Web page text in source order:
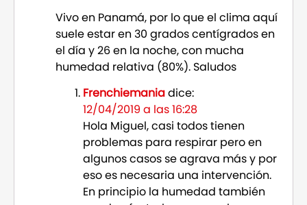
Vivo en Panamá, por lo que el clima aquí
suele estar en 30 grados centígrados en
el día y 26 en la noche, con mucha
humedad relativa (80%). Saludos
Frenchiemaniadice:
12/04/2019 a las 16:28
Hola Miguel, casi todos tienen
problemas para respirar pero en
algunos casos se agrava más y por
eso es necesaria una intervención.
En principio la humedad también